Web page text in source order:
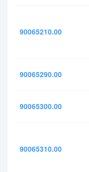
90065210.00
90065290.00
90065300.00
90065310.00